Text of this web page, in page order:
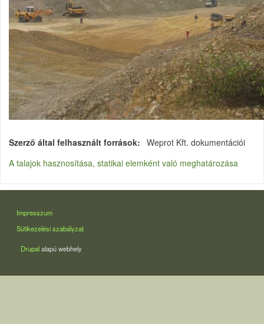
Szerző által felhasznált források
Weprot Kft. dokumentációi
A talajok hasznosítása, statikai elemként való meghatározása
LÁBLÉC
Impresszum
Sütikezelési szabályzat
Drupalalapú webhely